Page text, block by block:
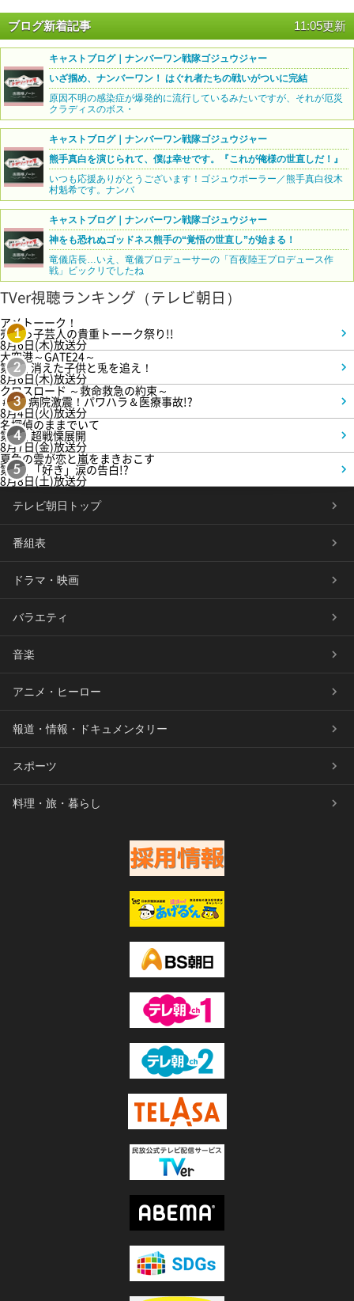
ブログ新着記事 11:05更新
キャストブログ｜ナンバーワン戦隊ゴジュウジャー
いざ掴め、ナンバーワン！ はぐれ者たちの戦いがついに完結
原因不明の感染症が爆発的に流行しているみたいですが、それが厄災
クラディスのボス・
キャストブログ｜ナンバーワン戦隊ゴジュウジャー
熊手真白を演じられて、僕は幸せです。『これが俺様の世直しだ！』
いつも応援ありがとうございます！ゴジュウポーラー／熊手真白役木
村魁希です。ナンバ
キャストブログ｜ナンバーワン戦隊ゴジュウジャー
神をも恐れぬゴッドネス熊手の“覚悟の世直し”が始まる！
竜儀店長…いえ、竜儀プロデューサーの「百夜陸王プロデュース作
戦」ビックリでしたね
TVer視聴ランキング（テレビ朝日）
1
アメトーーク！
売れっ子芸人の貴重トーーク祭り!!
8月6日(木)放送分
2
大空港～GATE24～
第3話 消えた子供と兎を追え！
8月6日(木)放送分
3
クロスロード ～救命救急の約束～
＃5 病院激震！パワハラ＆医療事故!?
8月4日(火)放送分
4
名探偵のままでいて
第4話 超戦慄展開
8月7日(金)放送分
5
夏色の雲が恋と嵐をまきおこす
第5話 「好き」涙の告白!?
8月8日(土)放送分
テレビ朝日トップ
番組表
ドラマ・映画
バラエティ
音楽
アニメ・ヒーロー
報道・情報・ドキュメンタリー
スポーツ
料理・旅・暮らし